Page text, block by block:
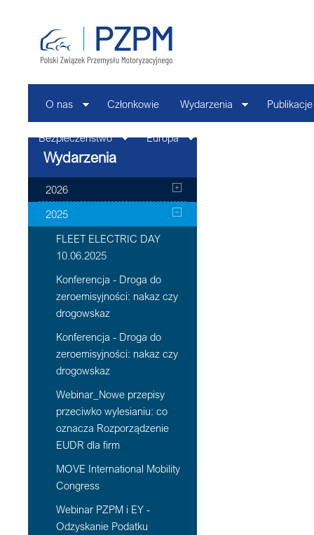
O nas Członkowie Wydarzenia Publikacje
Bezpieczeństwo Europa
Wydarzenia
2026
2025
FLEET ELECTRIC DAY
10.06.2025
Konferencja - Droga do
zeroemisyjności: nakaz czy
drogowskaz
Konferencja - Droga do
zeroemisyjności: nakaz czy
drogowskaz
Webinar_Nowe przepisy
przeciwko wylesianiu: co
oznacza Rozporządzenie
EUDR dla firm
MOVE International Mobility
Congress
Webinar PZPM i EY -
Odzyskanie Podatku